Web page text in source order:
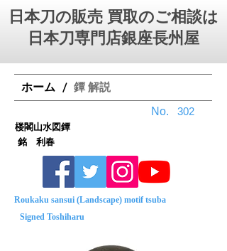
日本刀の販売 買取のご相談は
日本刀専門店銀座⻑州屋
ホーム / 鐔 解説
No.
銘 利春
Roukaku sansui (Landscape) motif tsuba
Signed Toshiharu
楼閣山水図鐔
302